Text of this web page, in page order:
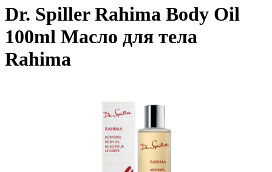
Dr. Spiller Rahima Body Oil
100ml Масло для тела
Rahima